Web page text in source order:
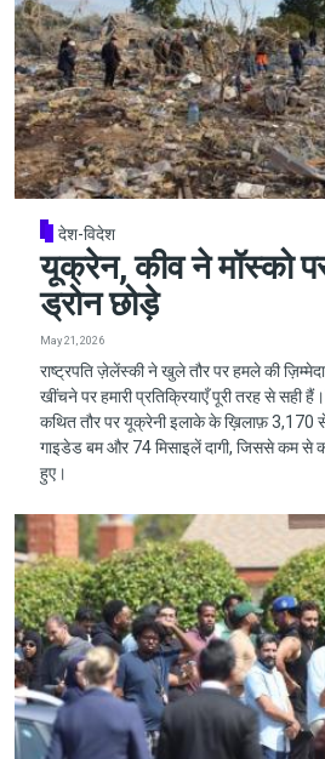
देश-विदेश
यूक्रेन, कीव ने मॉस्को
ड्रोन छोड़े
May 21, 2026
राष्ट्रपति ज़ेलेंस्की ने खुले तौर पर हमले की
खींचने पर हमारी प्रतिक्रियाएँ पूरी तरह से
कथित तौर पर यूक्रेनी इलाके के ख़िलाफ़ 3,170 से
गाइडेड बम और 74 मिसाइलें दागी, जिससे कम
हुए।